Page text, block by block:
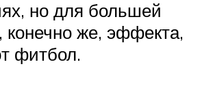
но для большей
конечно же, эффекта,
фитбол.